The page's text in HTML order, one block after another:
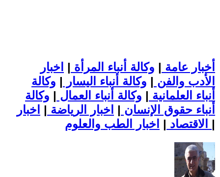
أخبار عامة | وكالة أنباء المرأة | اخبار
الأدب والفن | وكالة أنباء اليسار | وكالة
أنباء العلمانية | وكالة أنباء العمال | وكالة
أنباء حقوق الإنسان | اخبار الرياضة | اخبار
الاقتصاد | |